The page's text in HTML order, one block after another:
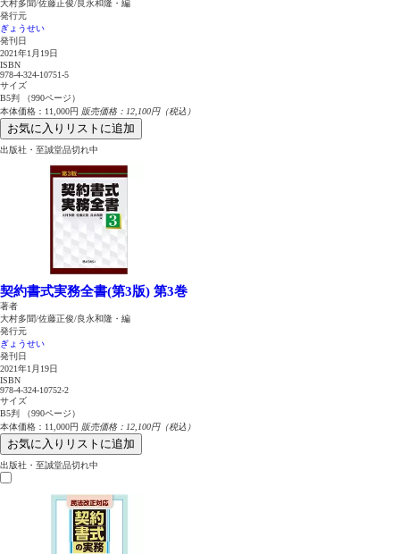
大村多聞/佐藤正俊/良永和隆・編
発行元
ぎょうせい
発刊日
2021年1月19日
ISBN
978-4-324-10751-5
サイズ
B5判 （990ページ）
本体価格：11,000円 販売価格：12,100円（税込）
お気に入りリストに追加
出版社・至誠堂品切れ中
契約書式実務全書(第3版) 第3巻
著者
大村多聞/佐藤正俊/良永和隆・編
発行元
ぎょうせい
発刊日
2021年1月19日
ISBN
978-4-324-10752-2
サイズ
B5判 （990ページ）
本体価格：11,000円 販売価格：12,100円（税込）
お気に入りリストに追加
出版社・至誠堂品切れ中